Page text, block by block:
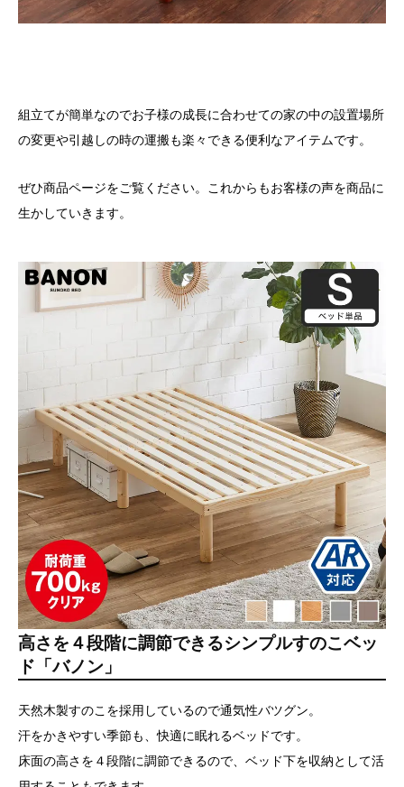
組立てが簡単なのでお子様の成長に合わせての家の中の設置場所
の変更や引越しの時の運搬も楽々できる便利なアイテムです。
ぜひ商品ページをご覧ください。これからもお客様の声を商品に
生かしていきます。
高さを４段階に調節できるシンプルすのこベッ
ド「バノン」
天然木製すのこを採用しているので通気性バツグン。
汗をかきやすい季節も、快適に眠れるベッドです。
床面の高さを４段階に調節できるので、ベッド下を収納として活